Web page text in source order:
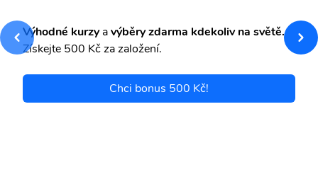
Výhodné kurzyavýběry zdarma kdekoliv na světě.
Získejte 500 Kč za založení.
Chci bonus 500 Kč!